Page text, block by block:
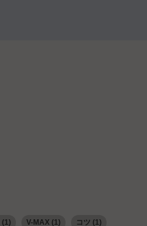
(1) V-MAX(1) コツ (1)